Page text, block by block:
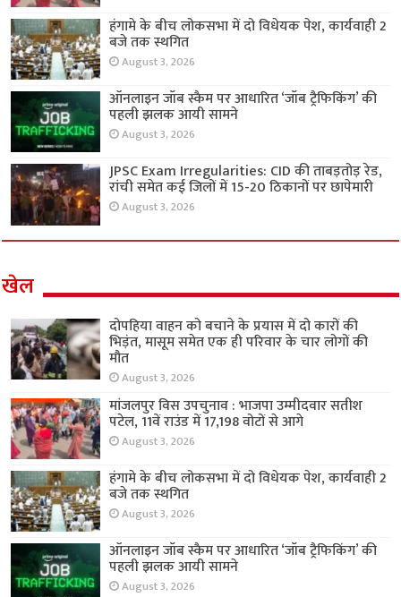
हंगामे के बीच लोकसभा में दो विधेयक पेश, कार्यवाही 2
बजे तक स्थगित
August 3, 2026
ऑनलाइन जॉब स्कैम पर आधारित ‘जॉब ट्रैफिकिंग’ की
पहली झलक आयी सामने
August 3, 2026
JPSC Exam Irregularities: CID की ताबड़तोड़ रेड,
रांची समेत कई जिलों में 15-20 ठिकानों पर छापेमारी
August 3, 2026
खेल
दोपहिया वाहन को बचाने के प्रयास में दो कारों की
भिड़ंत, मासूम समेत एक ही परिवार के चार लोगों की
मौत
August 3, 2026
मांजलपुर विस उपचुनाव : भाजपा उम्मीदवार सतीश
पटेल, 11वें राउंड में 17,198 वोटों से आगे
August 3, 2026
हंगामे के बीच लोकसभा में दो विधेयक पेश, कार्यवाही 2
बजे तक स्थगित
August 3, 2026
ऑनलाइन जॉब स्कैम पर आधारित ‘जॉब ट्रैफिकिंग’ की
पहली झलक आयी सामने
August 3, 2026